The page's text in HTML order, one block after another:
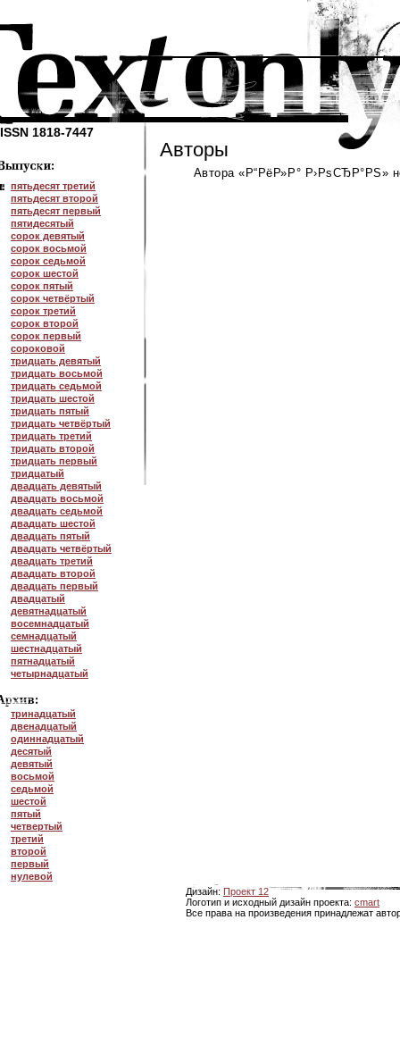
ISSN 1818-7447
пятьдесят третий
пятьдесят второй
пятьдесят первый
пятидесятый
сорок девятый
сорок восьмой
сорок седьмой
сорок шестой
сорок пятый
сорок четвёртый
сорок третий
сорок второй
сорок первый
сороковой
тридцать девятый
тридцать восьмой
тридцать седьмой
тридцать шестой
тридцать пятый
тридцать четвёртый
тридцать третий
тридцать второй
тридцать первый
тридцатый
двадцать девятый
двадцать восьмой
двадцать седьмой
двадцать шестой
двадцать пятый
двадцать четвёртый
двадцать третий
двадцать второй
двадцать первый
двадцатый
девятнадцатый
восемнадцатый
семнадцатый
шестнадцатый
пятнадцатый
четырнадцатый
тринадцатый
двенадцатый
одиннадцатый
десятый
девятый
восьмой
седьмой
шестой
пятый
четвертый
третий
второй
первый
нулевой
Авторы
Автора «Р“РёР»Р° Р›РѕСЂР°РЅ»
Дизайн: Проект 12
Логотип и исходный дизайн проекта: cmart
Все права на произведения принадлежат